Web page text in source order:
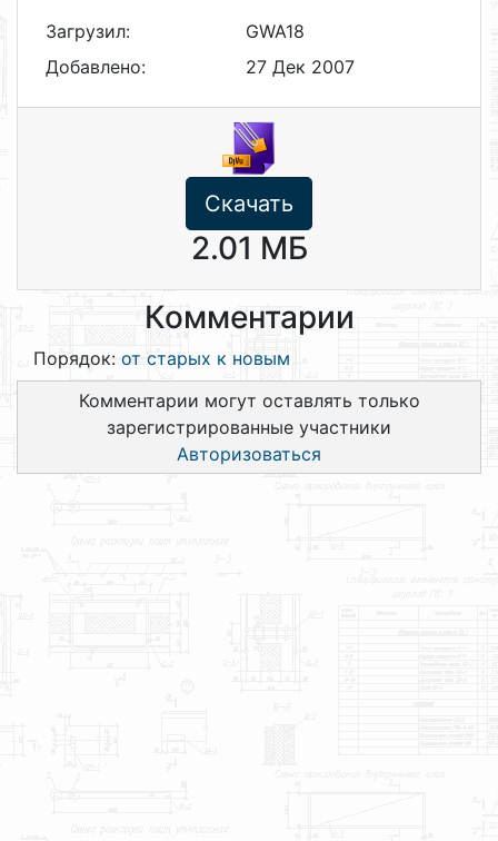
Загрузил:
GWA18
Добавлено:
27 Дек 2007
Скачать
2.01 МБ
Комментарии
Порядок: от старых к новым
Комментарии могут оставлять только
зарегистрированные участники
Авторизоваться